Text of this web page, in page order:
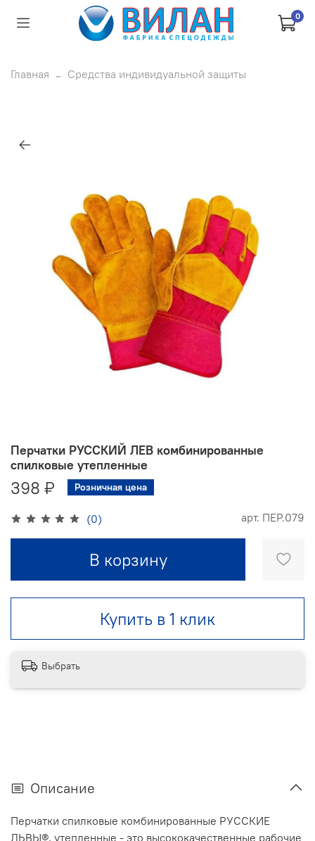
0
Главная Средства индивидуальной защиты
(0) арт. ПЕР.079
Перчатки РУССКИЙ ЛЕВ комбинированные
спилковые утепленные
398 ₽ Розничная цена
В корзину
Купить в 1 клик
Выбрать
Описание
Перчатки спилковые комбинированные РУССКИЕ
ЛЬВЫ®, утепленные - это высококачественные рабочие